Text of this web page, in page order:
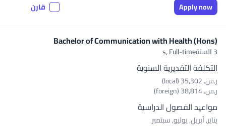
Apply now
قارن
Bachelor of Communication with Health (Hons)
3 السنةs, Full-time
التكلفة التقديرية السنوية
ر.س.‏ 35,302 (local)
ر.س.‏ 38,814 (foreign)
مواعيد الفصول الدراسية
يناير, أبريل, يوليو, سبتمبر